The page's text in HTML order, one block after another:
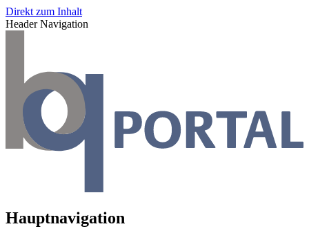
Direkt zum Inhalt
Header Navigation
Hauptnavigation